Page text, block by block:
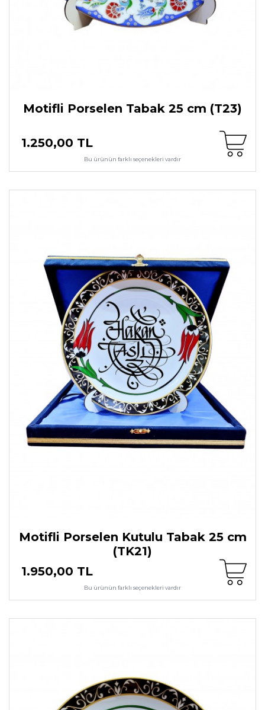
Motifli Porselen Tabak 25 cm (T23)
1.250,00 TL
Bu ürünün farklı seçenekleri vardır
Motifli Porselen Kutulu Tabak 25 cm
(TK21)
1.950,00 TL
Bu ürünün farklı seçenekleri vardır